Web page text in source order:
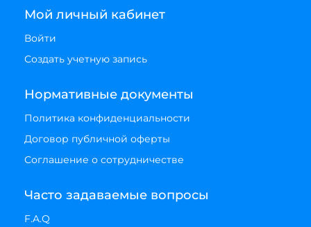
Мой личный кабинет
Войти
Создать учетную запись
Нормативные документы
Политика конфиденциальности
Договор публичной оферты
Соглашение о сотрудничестве
Часто задаваемые вопросы
F.A.Q